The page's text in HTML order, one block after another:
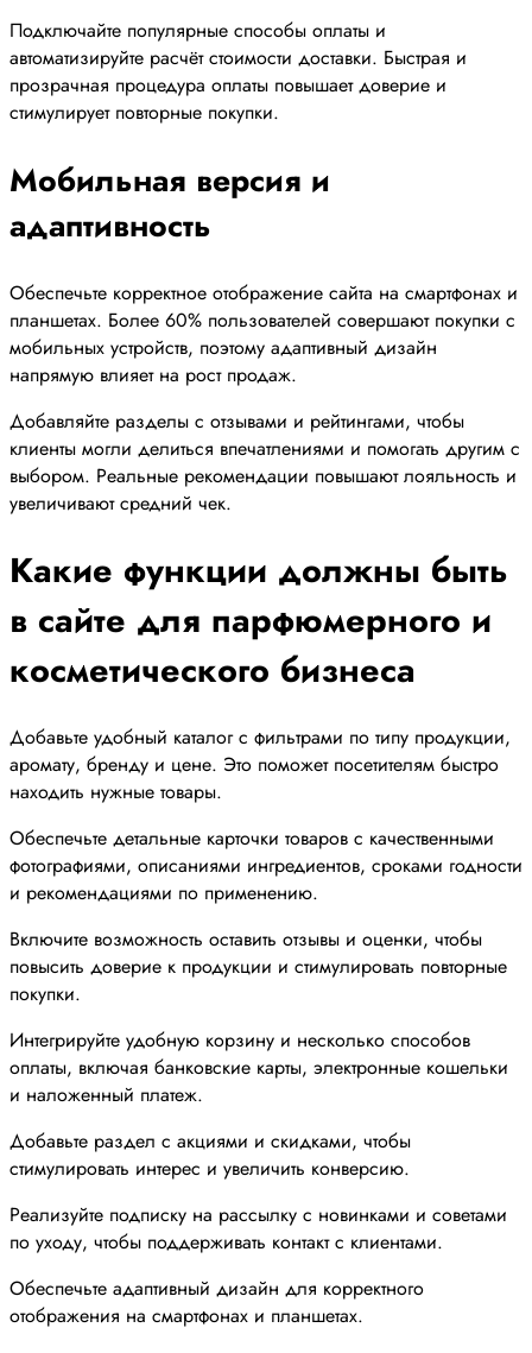
Подключайте популярные способы оплаты и
автоматизируйте расчёт стоимости доставки. Быстрая и
прозрачная процедура оплаты повышает доверие и
стимулирует повторные покупки.
Мобильная версия и
адаптивность
Обеспечьте корректное отображение сайта на смартфонах и
планшетах. Более 60% пользователей совершают покупки с
мобильных устройств, поэтому адаптивный дизайн
напрямую влияет на рост продаж.
Добавляйте разделы с отзывами и рейтингами, чтобы
клиенты могли делиться впечатлениями и помогать другим с
выбором. Реальные рекомендации повышают лояльность и
увеличивают средний чек.
Какие функции должны быть
в сайте для парфюмерного и
косметического бизнеса
Добавьте удобный каталог с фильтрами по типу продукции,
аромату, бренду и цене. Это поможет посетителям быстро
находить нужные товары.
Обеспечьте детальные карточки товаров с качественными
фотографиями, описаниями ингредиентов, сроками годности
и рекомендациями по применению.
Включите возможность оставить отзывы и оценки, чтобы
повысить доверие к продукции и стимулировать повторные
покупки.
Интегрируйте удобную корзину и несколько способов
оплаты, включая банковские карты, электронные кошельки
и наложенный платеж.
Добавьте раздел с акциями и скидками, чтобы
стимулировать интерес и увеличить конверсию.
Реализуйте подписку на рассылку с новинками и советами
по уходу, чтобы поддерживать контакт с клиентами.
Обеспечьте адаптивный дизайн для корректного
отображения на смартфонах и планшетах.